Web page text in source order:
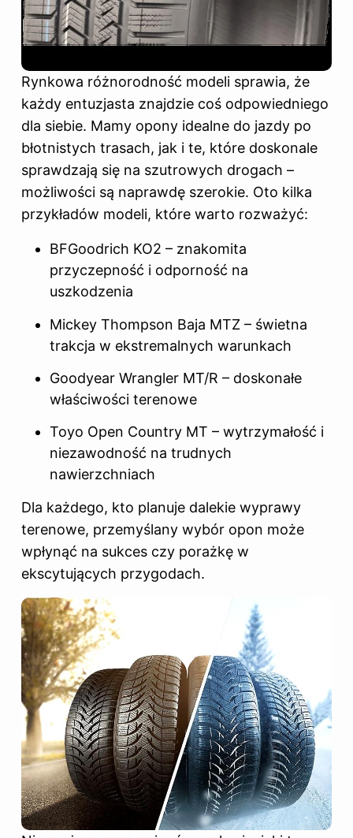
Rynkowa różnorodność modeli sprawia, że
każdy entuzjasta znajdzie coś odpowiedniego
dla siebie. Mamy opony idealne do jazdy po
błotnistych trasach, jak i te, które doskonale
sprawdzają się na szutrowych drogach –
możliwości są naprawdę szerokie. Oto kilka
przykładów modeli, które warto rozważyć:
BFGoodrich KO2 – znakomita
przyczepność i odporność na
uszkodzenia
Mickey Thompson Baja MTZ – świetna
trakcja w ekstremalnych warunkach
Goodyear Wrangler MT/R – doskonałe
właściwości terenowe
Toyo Open Country MT – wytrzymałość i
niezawodność na trudnych
nawierzchniach
Dla każdego, kto planuje dalekie wyprawy
terenowe, przemyślany wybór opon może
wpłynąć na sukces czy porażkę w
ekscytujących przygodach.